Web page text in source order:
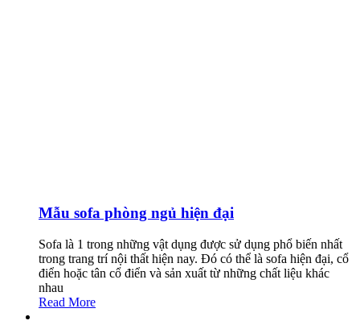
Mẫu sofa phòng ngủ hiện đại
Sofa là 1 trong những vật dụng được sử dụng phổ biến nhất
trong trang trí nội thất hiện nay. Đó có thể là sofa hiện đại, cổ
điển hoặc tân cổ điển và sản xuất từ những chất liệu khác
nhau
Read More